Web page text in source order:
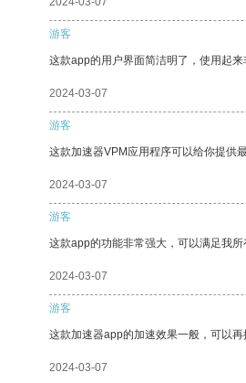
游客
这款app的用户界面简洁明了，使用起
2024-03-07
游客
这款加速器VPM应用程序可以给你提供
2024-03-07
游客
这款app的功能非常强大，可以满足我
2024-03-07
游客
这款加速器app的加速效果一般，可以
2024-03-07